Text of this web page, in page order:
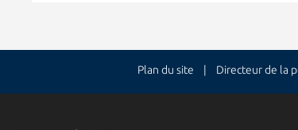
Plan du site | Directeur de la